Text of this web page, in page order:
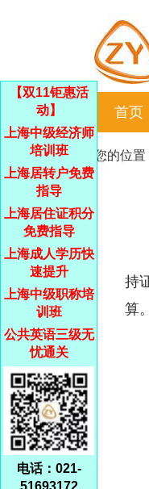
【双11钜惠活
动】
上海中级经济师
培训班
上海居转户免费
指导
上海居住证积分
免费指导
上海成人学历快
速提升
上海中级职称培
训班
公共英语三级无
忧通关
电话：021-
51693172
首页
您的位置
持
算